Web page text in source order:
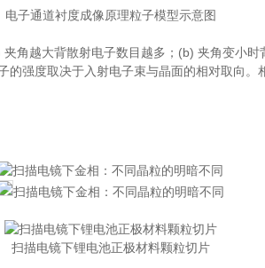
电子通道衬度成像原理粒子模型示意图
角越大背散射电子数目越多；(b) 夹角变小时
的强度取决于入射电子束与晶面的相对取向
扫描电镜下金相：不同晶粒的明暗不同
扫描电镜下锂电池正极材料颗粒切片